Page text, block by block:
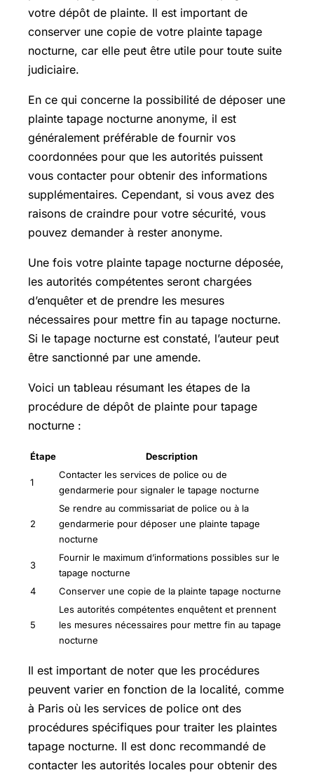
votre dépôt de plainte. Il est important de
conserver une copie de votre plainte tapage
nocturne, car elle peut être utile pour toute suite
judiciaire.
En ce qui concerne la possibilité de déposer une
plainte tapage nocturne anonyme, il est
généralement préférable de fournir vos
coordonnées pour que les autorités puissent
vous contacter pour obtenir des informations
supplémentaires. Cependant, si vous avez des
raisons de craindre pour votre sécurité, vous
pouvez demander à rester anonyme.
Une fois votre plainte tapage nocturne déposée,
les autorités compétentes seront chargées
d’enquêter et de prendre les mesures
nécessaires pour mettre fin au tapage nocturne.
Si le tapage nocturne est constaté, l’auteur peut
être sanctionné par une amende.
Voici un tableau résumant les étapes de la
procédure de dépôt de plainte pour tapage
nocturne :
Étape Description
1
Contacter les services de police ou de
gendarmerie pour signaler le tapage nocturne
2
Se rendre au commissariat de police ou à la
gendarmerie pour déposer une plainte tapage
nocturne
3
Fournir le maximum d’informations possibles sur le
tapage nocturne
4
Conserver une copie de la plainte tapage nocturne
5
Les autorités compétentes enquêtent et prennent
les mesures nécessaires pour mettre fin au tapage
nocturne
Il est important de noter que les procédures
peuvent varier en fonction de la localité, comme
à Paris où les services de police ont des
procédures spécifiques pour traiter les plaintes
tapage nocturne. Il est donc recommandé de
contacter les autorités locales pour obtenir des